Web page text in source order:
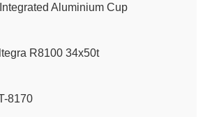
Aluminium Cup
R8100 34x50t
8170